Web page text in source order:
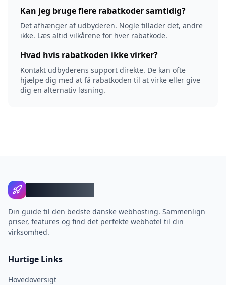
Kan jeg bruge flere rabatkoder samtidig?
Det afhænger af udbyderen. Nogle tillader det, andre
ikke. Læs altid vilkårene for hver rabatkode.
Hvad hvis rabatkoden ikke virker?
Kontakt udbyderens support direkte. De kan ofte
hjælpe dig med at få rabatkoden til at virke eller give
dig en alternativ løsning.
Din guide til den bedste danske webhosting. Sammenlign
priser, features og find det perfekte webhotel til din
virksomhed.
Hurtige Links
Hovedoversigt